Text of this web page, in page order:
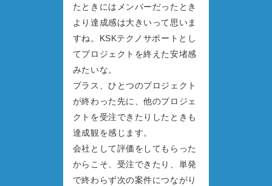
たときにはメンバーだったとき
より達成感は大きいって思いま
すね。KSKテクノサポートとし
てプロジェクトを終えた安堵感
みたいな。
プラス、ひとつのプロジェクト
が終わった先に、他のプロジェ
クトを受注できたりしたときも
達成観を感じます。
会社として評価をしてもらった
からこそ、受注できたり、単発
で終わらず次の案件につながり